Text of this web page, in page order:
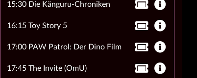
15:30 Die Känguru-Chroniken
16:15 Toy Story 5
17:00 PAW Patrol: Der Dino Film
17:45 The Invite (OmU)